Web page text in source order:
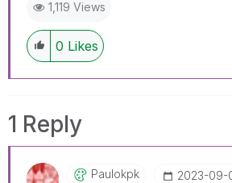
1,119 Views
0 Likes
1 Reply
Paulokpk ‎2023-09-